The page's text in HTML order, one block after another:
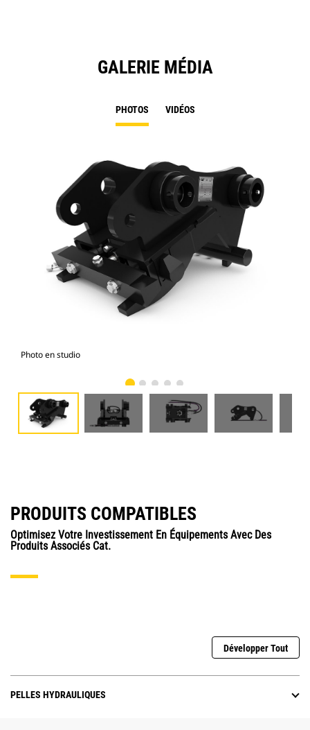
GALERIE MÉDIA
PHOTOS VIDÉOS
Photo en studio
PRODUITS COMPATIBLES
Optimisez Votre Investissement En Équipements Avec Des
Produits Associés Cat.
Développer Tout
PELLES HYDRAULIQUES